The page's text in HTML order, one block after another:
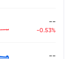
--
-0.53%
--